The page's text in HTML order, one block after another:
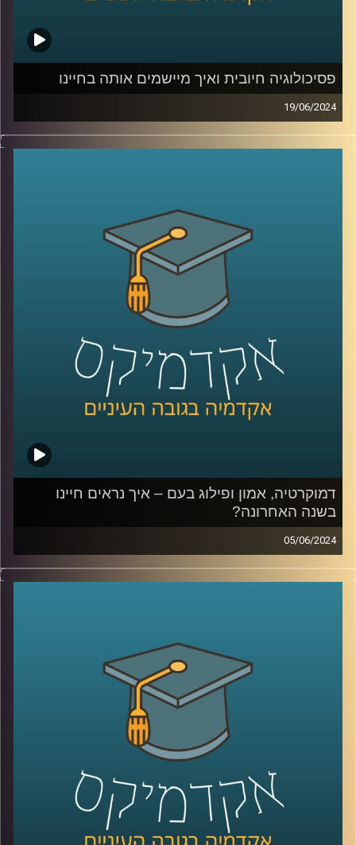
בית הספר ללימודי הייטק של אוניברסיטת רייכמן ו-Google:
https://www.grtech.co.il/
קרדיט תמונות:AudioVersity
פסיכולוגיה חיובית ואיך מיישמים אותה בחיינו
19/06/2024
למלחמה בעזה מחירים מנטלים כבדים על הנפש שלנו ובאופן
כללי החיים המודרניים הם עמוסים ומלחיצים ובכלל אם
אז איך מתמודדים עם כל הדבר הזה? יש ענף בשם פסיכולוגיה
חיובית שעוזר לתת מענה
אז כדי לצלול לתוך הנושא ואיך אנחנו יכולים ליישם את
הפסיכולוגיה החיובית בחיינו, הצטרפה אלינו ד״ר עדית זכאי
אור, מנכ״לית מרכז מיטיב לפסיכולוגיה חיובית באוניברסיטת
קרדיט תמונות:
AudioVersity
דמוקרטיה, אמון ופילוג בעם – איך נראים חיינו
בשנה האחרונה?
05/06/2024
דמוקרטיה, אמון ופילוג בעם – איך נראים חיינו בשנה
האחרונה?
אנשים מדברים או על ירידה מהארץ, או על חובתנו להישאר.
האם אנחנו בסכנה קיומית, איך הפילוג בעם משפיע עלינו,
ואיך כל זה מתקשר לדמוקרטיה, חופש הביטוי, אמון במוסדות
המדינה וליחס לאוכלוסיות כמו הערבים בישראל?
על כל השאלות האלו ועל הרבה יותר עונה סקר "המכון לחירות
ואחריות" של אוניברסיטת רייכמן.
בפרק זה מצטרף אלינו פרופ' אסיף אפרת, ראש תוכנית התואר